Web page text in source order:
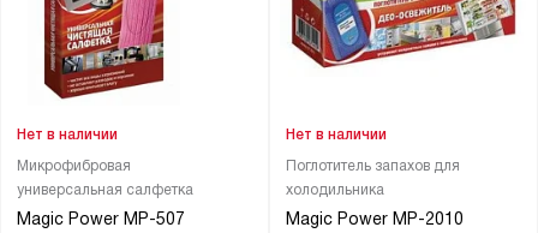
Микрофибровая
универсальная салфетка
Magic Power МР-507
Нет в наличии
Поглотитель запахов для
холодильника
Magic Power МР-2010
Нет в наличии